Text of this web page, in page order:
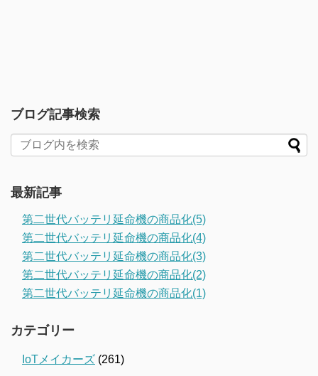
ブログ記事検索
最新記事
第二世代バッテリ延命機の商品化(5)
第二世代バッテリ延命機の商品化(4)
第二世代バッテリ延命機の商品化(3)
第二世代バッテリ延命機の商品化(2)
第二世代バッテリ延命機の商品化(1)
カテゴリー
IoTメイカーズ (261)